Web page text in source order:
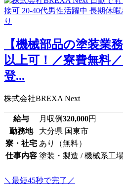
【機械部品の塗装業
以上可！／寮費無料
登...
株式会社BREXA Next
給与 月収例320,000円
勤務地
大分県 国東市
寮・社宅 あり（無料）
仕事内容 塗装・製造 / 機械系工
＼最短45秒で完了／